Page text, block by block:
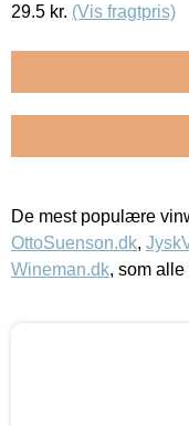
29.5 kr. (Vis fragtpris)
De mest populære
OttoSuenson.dk,
Wineman.dk, som alle